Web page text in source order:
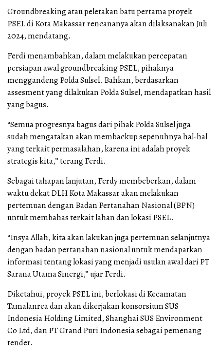
Groundbreaking atau peletakan batu pertama proyek
PSEL di Kota Makassar rencananya akan dilaksanakan Juli
2024, mendatang.
Ferdi menambahkan, dalam melakukan percepatan
persiapan awal groundbreaking PSEL, pihaknya
menggandeng Polda Sulsel. Bahkan, berdasarkan
assesment yang dilakukan Polda Sulsel, mendapatkan hasil
yang bagus.
“Semua progresnya bagus dari pihak Polda Sulsel juga
sudah mengatakan akan membackup sepenuhnya hal-hal
yang terkait permasalahan, karena ini adalah proyek
strategis kita,” terang Ferdi.
Sebagai tahapan lanjutan, Ferdy membeberkan, dalam
waktu dekat DLH Kota Makassar akan melakukan
pertemuan dengan Badan Pertanahan Nasional (BPN)
untuk membahas terkait lahan dan lokasi PSEL.
“Insya Allah, kita akan lakukan juga pertemuan selanjutnya
dengan badan pertanahan nasional untuk mendapatkan
informasi tentang lokasi yang menjadi usulan awal dari PT
Sarana Utama Sinergi,” ujar Ferdi.
Diketahui, proyek PSEL ini, berlokasi di Kecamatan
Tamalanrea dan akan dikerjakan konsorsium SUS
Indonesia Holding Limited, Shanghai SUS Environment
Co Ltd, dan PT Grand Puri Indonesia sebagai pemenang
tender.